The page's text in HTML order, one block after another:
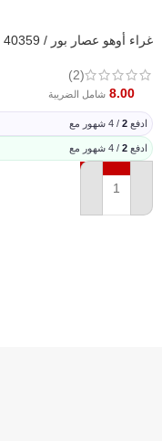
غراء أوهو عصار بور / NO 40359
(2)
8.00 شامل الضريبة
ادفع 2 / 4 شهور مع
ادفع 2 / 4 شهور مع
إضافة إلى السلة